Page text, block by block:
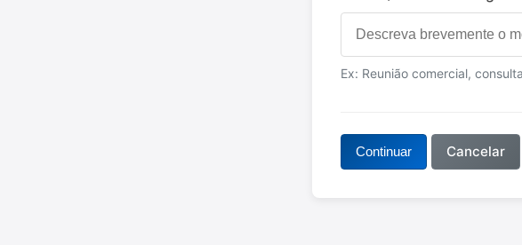
Ex: Reunião comercial,
Continuar Cancelar